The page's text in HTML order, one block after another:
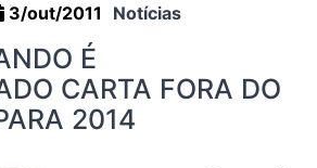
3/out/2011 Notícias
É
CARTA FORA DO
2014